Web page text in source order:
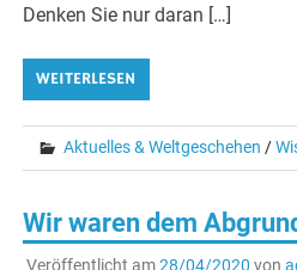
Denken Sie nur daran […]
WEITERLESEN
Aktuelles & Weltgeschehen /
Wir waren dem
Veröffentlicht am28/04/2020 von